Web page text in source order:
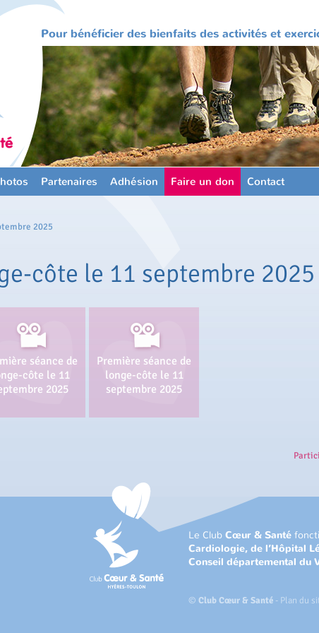
Pour bénéficier des bienfaits des activités et
Partenaires Adhésion Faire un don Contact
2025
côte le 11 septembre 2025
séance de
côte le 11
2025
Première séance de
longe-côte le 11
septembre 2025
Le ClubCœur & Santé
Cardiologie, de l’Hôpital
Conseil départemental du
©Club Cœur & Santé - Plan du